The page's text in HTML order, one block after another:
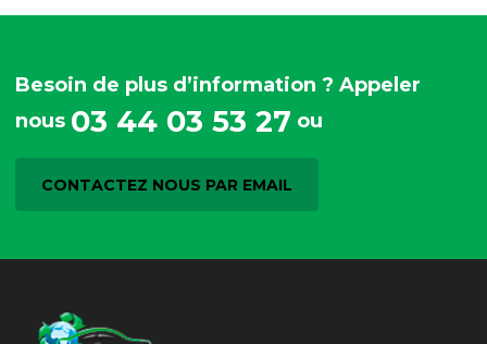
Besoin de plus d’information ? Appeler
nous 03 44 03 53 27 ou
CONTACTEZ NOUS PAR EMAIL